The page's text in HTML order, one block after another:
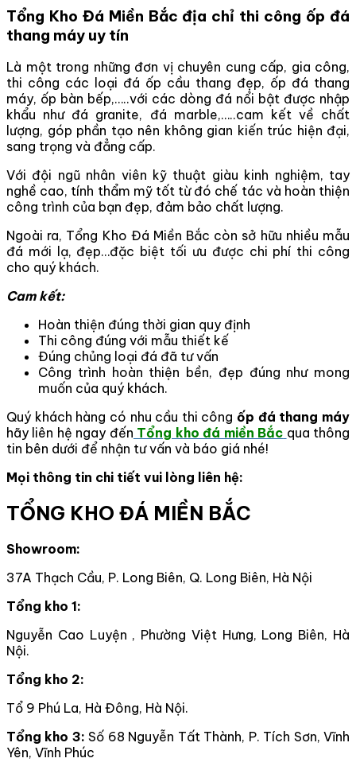
Tổng Kho Đá Miền Bắc địa chỉ thi công ốp đá
thang máy uy tín
Là một trong những đơn vị chuyên cung cấp, gia công,
thi công các loại đá ốp cầu thang đẹp, ốp đá thang
máy, ốp bàn bếp,…..với các dòng đá nổi bật được nhập
khẩu như đá granite, đá marble,…..cam kết về chất
lượng, góp phần tạo nên không gian kiến trúc hiện đại,
sang trọng và đẳng cấp.
Với đội ngũ nhân viên kỹ thuật giàu kinh nghiệm, tay
nghề cao, tính thẩm mỹ tốt từ đó chế tác và hoàn thiện
công trình của bạn đẹp, đảm bảo chất lượng.
Ngoài ra, Tổng Kho Đá Miền Bắc còn sở hữu nhiều mẫu
đá mới lạ, đẹp…đặc biệt tối ưu được chi phí thi công
cho quý khách.
Cam kết:
Hoàn thiện đúng thời gian quy định
Thi công đúng với mẫu thiết kế
Đúng chủng loại đá đã tư vấn
Công trình hoàn thiện bền, đẹp đúng như mong
muốn của quý khách.
Quý khách hàng có nhu cầu thi côngốp đá thang máy
hãy liên hệ ngay đến Tổng kho đá miền Bắc qua thông
tin bên dưới để nhận tư vấn và báo giá nhé!
Mọi thông tin chi tiết vui lòng liên hệ:
TỔNG KHO ĐÁ MIỀN BẮC
Showroom:
37A Thạch Cầu, P. Long Biên, Q. Long Biên, Hà Nội
Tổng kho 1:
Nguyễn Cao Luyện , Phường Việt Hưng, Long Biên, Hà
Nội.
Tổng kho 2:
Tổ 9 Phú La, Hà Đông, Hà Nội.
Tổng kho 3:Số 68 Nguyễn Tất Thành, P. Tích Sơn, Vĩnh
Yên, Vĩnh Phúc